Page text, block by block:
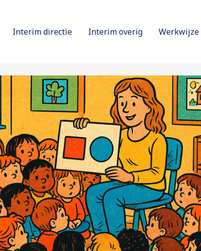
Interim directie Interim overig Werkwijze